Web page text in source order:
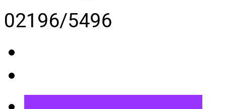
02196/5496